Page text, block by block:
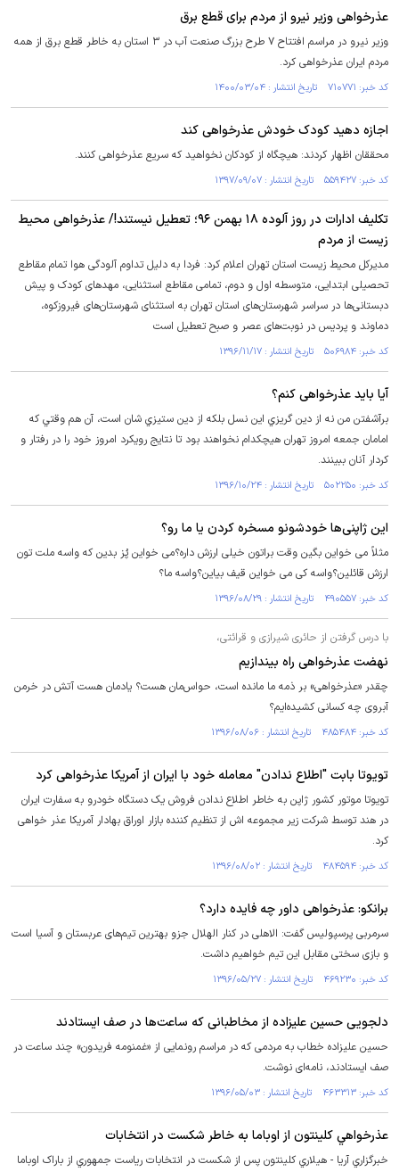
عذرخواهی وزیر نیرو از مردم برای قطع برق
وزیر نیرو در مراسم افتتاح ۷ طرح بزرگ صنعت آب در ۳ استان به خاطر قطع برق از همه
مردم ایران عذرخواهی کرد.
کد خبر: ۷۱۰۷۷۱ تاریخ انتشار : ۱۴۰۰/۰۳/۰۴
اجازه دهید کودک خودش عذرخواهی کند
محققان اظهار کردند: هیچگاه از کودکان نخواهید که سریع عذرخواهی کنند.
کد خبر: ۵۵۹۴۲۷ تاریخ انتشار : ۱۳۹۷/۰۹/۰۷
تکلیف ادارات در روز آلوده ۱۸ بهمن ۹۶؛ تعطیل نیستند!/ عذرخواهی محیط
زیست از مردم
مدیرکل محیط زیست استان تهران اعلام کرد: فردا به دلیل تداوم آلودگی هوا تمام مقاطع
تحصیلی ابتدایی، متوسطه اول و دوم، تمامی مقاطع استثنایی، مهدهای کودک و پیش
دبستانی‌ها در سراسر شهرستان‌های استان تهران به استثنای شهرستان‌های فیروزکوه،
دماوند و پردیس در نوبت‌های عصر و صبح تعطیل است
کد خبر: ۵۰۶۹۸۴ تاریخ انتشار : ۱۳۹۶/۱۱/۱۷
آیا باید عذرخواهی کنم؟
برآشفتن من نه از دين گريزي اين نسل بلكه از دين ستيزي شان است، آن هم وقتي كه
امامان جمعه امروز تهران هيچكدام نخواهند بود تا نتايج رويكرد امروز خود را در رفتار و
كردار آنان ببينند.
کد خبر: ۵۰۲۲۵۰ تاریخ انتشار : ۱۳۹۶/۱۰/۲۴
این ژاپنی‌ها خودشونو مسخره کردن یا ما رو؟
مثلاً می خواین بگین وقت براتون خیلی ارزش داره؟می خواین پُز بدین که واسه ملت تون
ارزش قائلین؟واسه کی می خواین قیف بیاین؟واسه ما؟
کد خبر: ۴۹۰۵۵۷ تاریخ انتشار : ۱۳۹۶/۰۸/۲۹
با درس گرفتن از حائری شیرازی و قرائتی،
نهضت عذرخواهی راه بیندازیم
چقدر «عذرخواهی» بر ذمه ما مانده است، حواس‌مان هست؟ یادمان هست آتش در خرمن
آبروی چه کسانی کشیده‌ایم؟
کد خبر: ۴۸۵۴۸۴ تاریخ انتشار : ۱۳۹۶/۰۸/۰۶
تویوتا بابت "اطلاع ندادن" معامله خود با ایران از آمریکا عذرخواهی کرد
تویوتا موتور کشور ژاپن به خاطر اطلاع ندادن فروش یک دستگاه خودرو به سفارت ایران
در هند توسط شرکت زیر مجموعه اش از تنظیم کننده بازار اوراق بهادار آمریکا عذر خواهی
کرد.
کد خبر: ۴۸۴۵۹۴ تاریخ انتشار : ۱۳۹۶/۰۸/۰۲
برانکو: عذرخواهی داور چه فایده دارد؟
سرمربی پرسپولیس گفت: الاهلی در کنار الهلال جزو بهترین تیم‌های عربستان و آسیا است
و بازی سختی مقابل این تیم خواهیم داشت.
کد خبر: ۴۶۹۲۳۰ تاریخ انتشار : ۱۳۹۶/۰۵/۲۷
دلجویی حسین علیزاده از مخاطبانی که ساعت‌ها در صف ایستادند
حسین علیزاده خطاب به مردمی که در مراسم رونمایی از «غمنومه فریدون» چند ساعت در
صف ایستادند، نامه‌ای نوشت.
کد خبر: ۴۶۳۳۱۳ تاریخ انتشار : ۱۳۹۶/۰۵/۰۳
عذرخواهي کلينتون از اوباما به خاطر شکست در انتخابات
خبرگزاري آريا - هيلاري کلينتون پس از شکست در انتخابات رياست جمهوري از باراک اوباما